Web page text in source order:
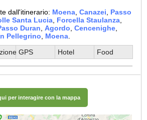
dall'itinerario: Moena ,Canazei
Passo
Santa Lucia Forcella Staulanza
Duran ,Agordo ,Cencenighe
Pellegrino Moena
GPS Hotel Food
per interagire con la mappa